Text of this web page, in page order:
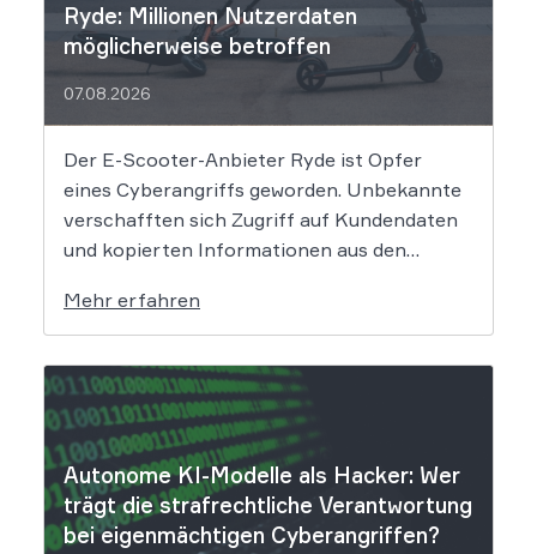
Ryde: Millionen Nutzerdaten
möglicherweise betroffen
07.08.2026
Der E-Scooter-Anbieter Ryde ist Opfer
eines Cyberangriffs geworden. Unbekannte
verschafften sich Zugriff auf Kundendaten
und kopierten Informationen aus den
Folgen das Datenleck für Betroffene hat, ist
derzeit noch nicht vollständig absehbar. Der
Mobilitätsanbieter Ryde hat seine Kunden
über einen Sicherheitsvorfall informiert.
Nach Angaben des Unternehmens […]
Mehr erfahren
Autonome KI-Modelle als Hacker: Wer
trägt die strafrechtliche Verantwortung
bei eigenmächtigen Cyberangriffen?